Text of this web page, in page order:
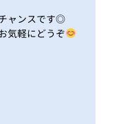
ャンスです◎
気軽にどうぞ